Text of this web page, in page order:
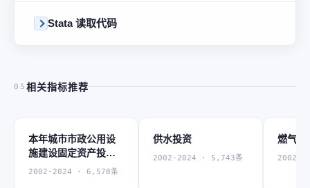
Stata 读取代码
05 相关指标推荐
本年城市市政公用设
施建设固定资产投资
完成额
2002-2024 · 6,578条
供水投资
2002-2024 · 5,743条
燃气投
2002-